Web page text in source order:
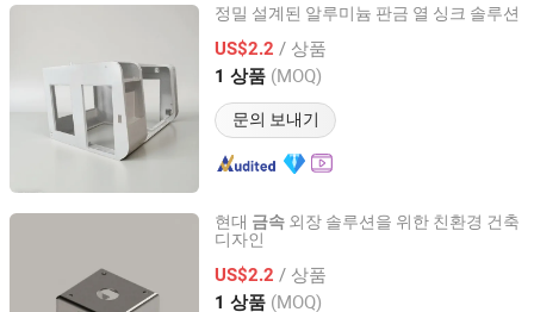
정밀 설계된 알루미늄 판금 열 싱크 솔루션
US$2.2 / 상품
1 상품 (MOQ)
문의 보내기
Zhuhai Shengwo Machinery Technology Co., Ltd.
Guangdong, China 이후 2023
현대 금속 외장 솔루션을 위한 친환경 건축
디자인
US$2.2 / 상품
1 상품 (MOQ)
Zhuhai Shengwo Machinery Technology Co., Ltd.
Guangdong, China 이후 2023